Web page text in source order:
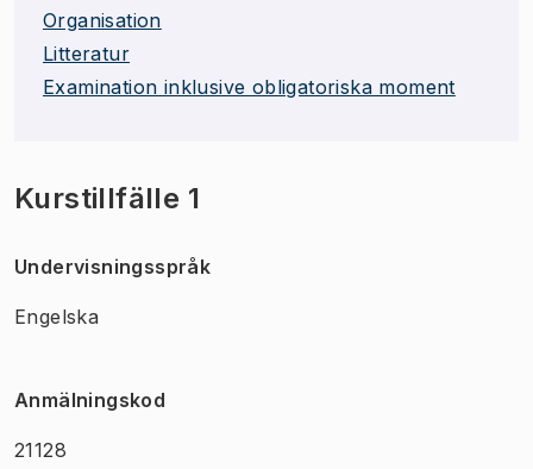
Organisation
Litteratur
Examination inklusive obligatoriska moment
Kurstillfälle 1
Undervisningsspråk
Engelska
Anmälningskod
21128